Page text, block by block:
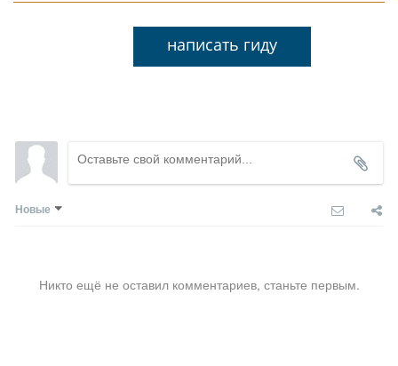
написать гиду
Новые
Никто ещё не оставил комментариев, станьте первым.